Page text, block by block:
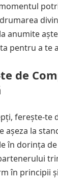
anumite
pentru a te
de
ferește-te
așeza la
în dorința
în principii